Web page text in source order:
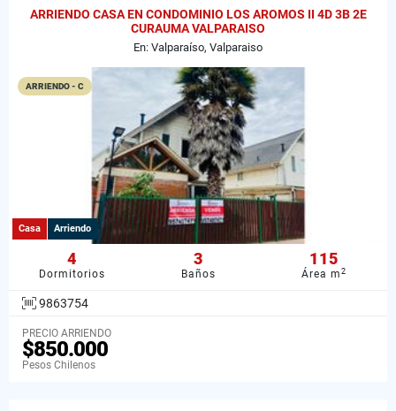
ARRIENDO CASA EN CONDOMINIO LOS AROMOS II 4D 3B 2E
CURAUMA VALPARAISO
En: Valparaíso, Valparaiso
ARRIENDO - C
Casa Arriendo
4
Dormitorios
3
Baños
115
Área m2
9863754
PRECIO ARRIENDO
$850.000
Pesos Chilenos